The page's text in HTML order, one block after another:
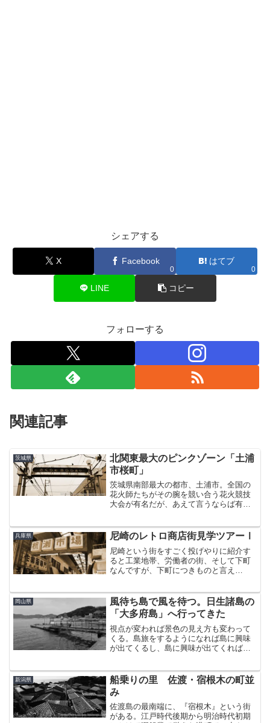
シェアする
X Facebook
0
はてブ
0
LINE コピー
フォローする
関連記事
茨城県
北関東最大のピンクゾーン「土浦
市桜町」
茨城県南部最大の都市、土浦市。全国の
花火師たちがその腕を競い合う花火競技
大会が有名だが、あえて言うならば有名
ある、ということになるのだが、今回は
まさにその歓楽街を歩くた...
兵庫県 尼崎のレトロ商店街見学ツアーⅠ
尼崎という街をすごく投げやりに紹介す
ると工業地帯、労働者の街、そして下町
なんですが、下町につきものと言え
「香ばしい町並み&建物」様が、以前こん
な素敵な記事を書かれていまし...
岡山県
風待ち島で風を待つ。日生諸島の
「大多府島」へ行ってきた
視点が変われば景色の見え方も変わって
くる。島旅をするようになれば島に興味
が出てくるし、島に興味が出てくればど
を定めていたのが兵庫県西部と岡山県東
部にまたがる日生諸島（ひ...
新潟県
船乗りの里 佐渡・宿根木の町並
み
佐渡島の最南端に、『宿根木』という街
がある。江戸時代後期から明治時代初期